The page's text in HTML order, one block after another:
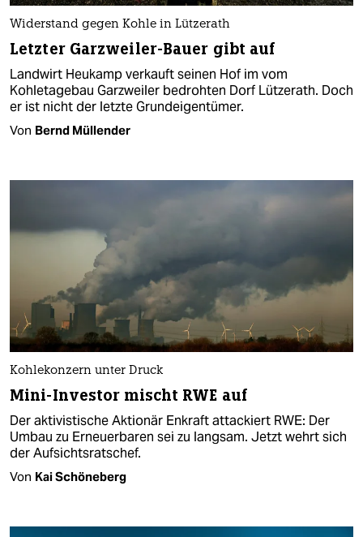
Widerstand gegen Kohle in Lützerath
Letzter Garzweiler-Bauer gibt auf
Landwirt Heukamp verkauft seinen Hof im vom
Kohletagebau Garzweiler bedrohten Dorf Lützerath. Doch
er ist nicht der letzte Grundeigentümer.
Von Bernd Müllender
Kohlekonzern unter Druck
Mini-Investor mischt RWE auf
Der aktivistische Aktionär Enkraft attackiert RWE: Der
Umbau zu Erneuerbaren sei zu langsam. Jetzt wehrt sich
der Aufsichtsratschef.
Von Kai Schöneberg